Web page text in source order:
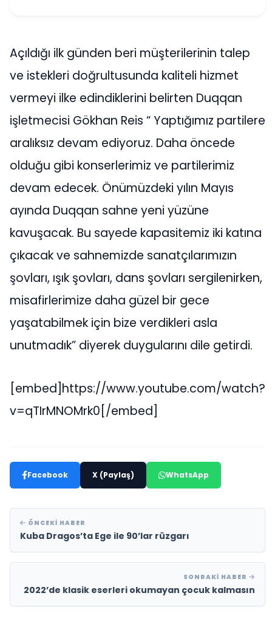
Açıldığı ilk günden beri müşterilerinin talep
ve istekleri doğrultusunda kaliteli hizmet
vermeyi ilke edindiklerini belirten Duqqan
işletmecisi Gökhan Reis “ Yaptığımız partilere
aralıksız devam ediyoruz. Daha öncede
olduğu gibi konserlerimiz ve partilerimiz
devam edecek. Önümüzdeki yılın Mayıs
ayında Duqqan sahne yeni yüzüne
kavuşacak. Bu sayede kapasitemiz iki katına
çıkacak ve sahnemizde sanatçılarımızın
şovları, ışık şovları, dans şovları sergilenirken,
misafirlerimize daha güzel bir gece
yaşatabilmek için bize verdikleri asla
unutmadık” diyerek duygularını dile getirdi.
[embed]https://www.youtube.com/watch?
v=qTIrMNOMrk0[/embed]
Facebook X (Paylaş) WhatsApp
ÖNCEKI HABER
Kuba Dragos’ta Ege ile 90’lar rüzgarı
SONRAKI HABER
2022’de klasik eserleri okumayan çocuk kalmasın